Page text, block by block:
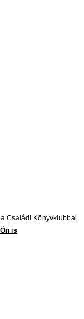
Családi Könyvklubbal
is